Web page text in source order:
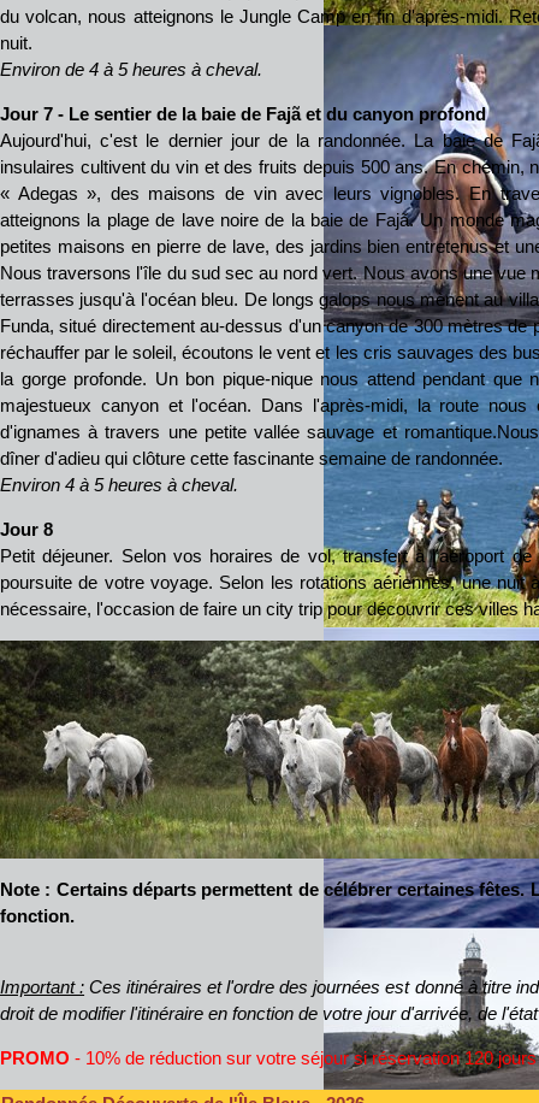
du volcan, nous atteignons le Jungle Camp en fin d'après-midi.
nuit.
Environ de 4 à 5 heures à cheval.
Jour 7 - Le sentier de la baie de Fajã et du canyon profond
Aujourd'hui, c'est le dernier jour de la randonnée. La baie de
insulaires cultivent du vin et des fruits depuis 500 ans. En chemin,
« Adegas », des maisons de vin avec leurs vignobles. En
atteignons la plage de lave noire de la baie de Fajã. Un monde
petites maisons en pierre de lave, des jardins bien entretenus et
Nous traversons l'île du sud sec au nord vert. Nous avons une vue
terrasses jusqu'à l'océan bleu. De longs galops nous mènent au
Funda, situé directement au-dessus d'un canyon de 300 mètres de
réchauffer par le soleil, écoutons le vent et les cris sauvages des
la gorge profonde. Un bon pique-nique nous attend pendant
majestueux canyon et l'océan. Dans l'après-midi, la route
d'ignames à travers une petite vallée sauvage et
dîner d'adieu qui clôture cette fascinante semaine de randonnée.
Environ 4 à 5 heures à cheval.
Jour 8
Petit déjeuner. Selon vos horaires de vol, transfert à l’aéroport
poursuite de votre voyage. Selon les rotations aériennes, une nuit
nécessaire, l'occasion de faire un city trip pour découvrir ces villes
Note : Certains départs permettent de célébrer certaines fêtes.
fonction.
Important : Ces itinéraires et l'ordre des journées est donnéà titre
droit de modifier l'itinéraire en fonction de votre jour d'arrivée, de
PROMO - 10% de réduction sur votre séjour si réservation 120